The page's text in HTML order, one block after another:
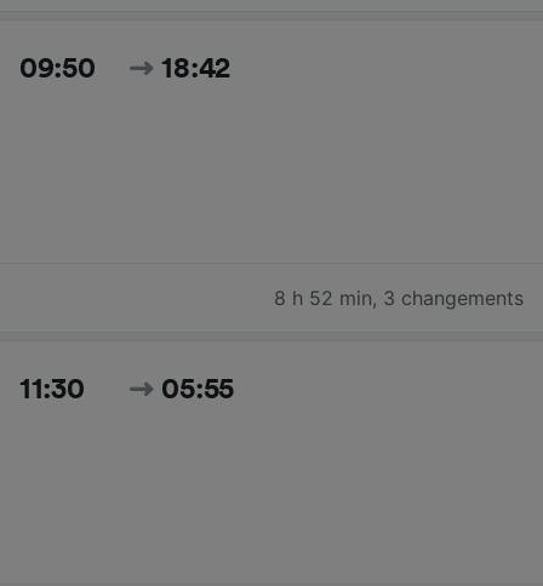
09:50 18:42
8 h 52 min, 3 changements
11:30 05:55